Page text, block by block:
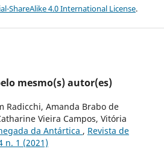
ShareAlike 4.0 International License.
mesmo(s) autor(es)
Radicchi, Amanda Brabo de
Vieira Campos, Vitória
da Antártica , Revista de
n. 1 (2021)